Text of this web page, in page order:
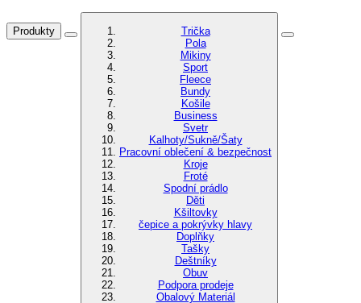
Produkty
Trička
Pola
Mikiny
Sport
Fleece
Bundy
Košile
Business
Svetr
Kalhoty/Sukně/Šaty
Pracovní oblečení & bezpečnost
Kroje
Froté
Spodní prádlo
Děti
Kšiltovky
čepice a pokrývky hlavy
Doplňky
Tašky
Deštníky
Obuv
Podpora prodeje
Obalový Materiál